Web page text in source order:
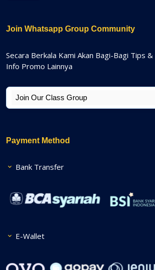
Join Whatsapp Group Community
Secara Berkala Kami Akan Bagi-Bagi Tips
Info Promo Lainnya
Payment Method
Bank Transfer
E-Wallet